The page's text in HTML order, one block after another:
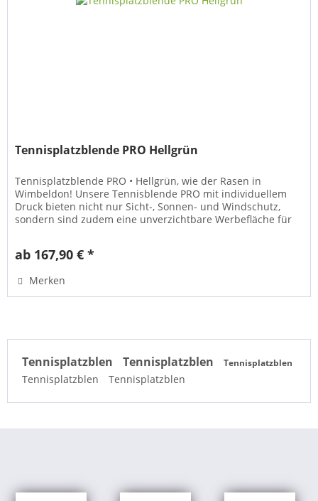
Tennisplatzblende PRO Hellgrün
Tennisplatzblende PRO • Hellgrün, wie der Rasen in
Wimbeldon! Unsere Tennisblende PRO mit individuellem
Druck bieten nicht nur Sicht-, Sonnen- und Windschutz,
sondern sind zudem eine unverzichtbare Werbefläche für
ab 167,90 € *
Merken
Tennisplatzblen Tennisplatzblen Tennisplatzblen
Tennisplatzblen Tennisplatzblen